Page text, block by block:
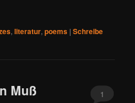
,literatur,poems |Schreibe
Muß 1